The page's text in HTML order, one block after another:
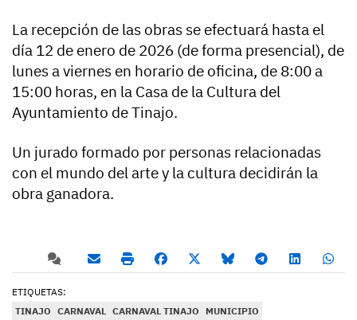
La recepción de las obras se efectuará hasta el
día 12 de enero de 2026 (de forma presencial), de
lunes a viernes en horario de oficina, de 8:00 a
15:00 horas, en la Casa de la Cultura del
Ayuntamiento de Tinajo.
Un jurado formado por personas relacionadas
con el mundo del arte y la cultura decidirán la
obra ganadora.
ETIQUETAS:
TINAJO CARNAVAL CARNAVAL TINAJO MUNICIPIO